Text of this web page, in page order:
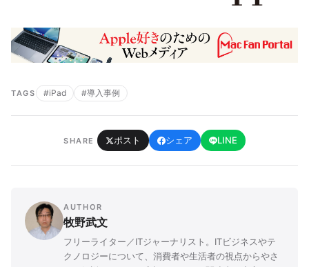
TAGS #iPad #導入事例
SHARE ポスト シェア LINE
AUTHOR
牧野武文
フリーライター／ITジャーナリスト。ITビジネスやテ
クノロジーについて、消費者や生活者の視点からやさ